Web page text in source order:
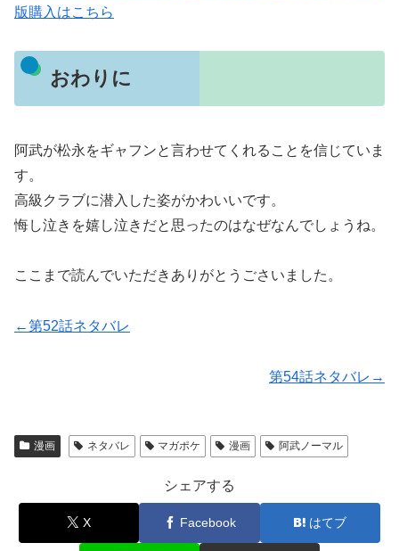
版購入はこちら
おわりに
阿武が松永をギャフンと言わせてくれることを信じていま
す。
高級クラブに潜入した姿がかわいいです。
悔し泣きを嬉し泣きだと思ったのはなぜなんでしょうね。
ここまで読んでいただきありがとうごさいました。
←第52話ネタバレ
第54話ネタバレ→
漫画 ネタバレ マガポケ 漫画 阿武ノーマル
シェアする
X Facebook はてブ